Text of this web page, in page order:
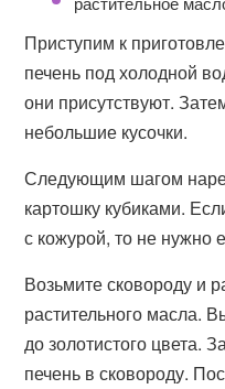
Приступим к
печень под холодной
они присутствуют.
небольшие кусочки.
Следующим шагом
картошку кубиками.
с кожурой, то не нужно
Возьмите сковороду и
растительного масла.
до золотистого цвета.
печень в сковороду.